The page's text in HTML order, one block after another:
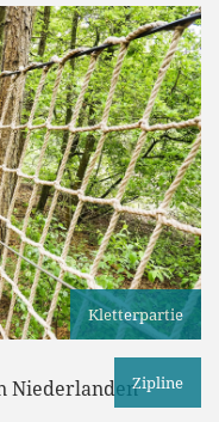
Kletterpartie
Zipline